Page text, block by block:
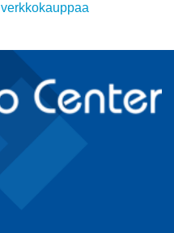
verkkokauppaa